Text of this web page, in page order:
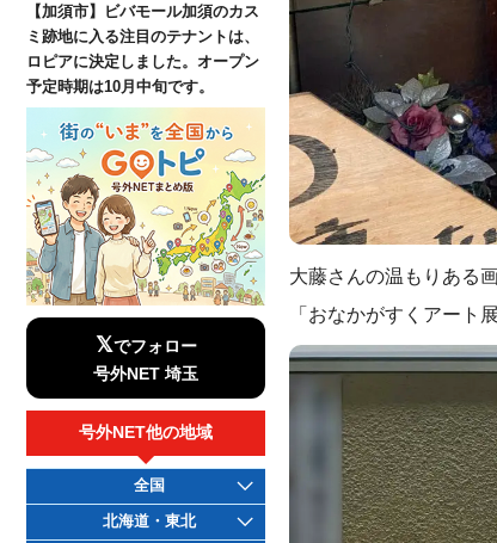
大藤さんの温もりある
「おなかがすくアート
【加須市】ビバモール加須のカス
ミ跡地に入る注目のテナントは、
ロピアに決定しました。オープン
予定時期は10月中旬です。
𝕏でフォロー
号外NET 埼玉
号外NET他の地域
全国
北海道・東北